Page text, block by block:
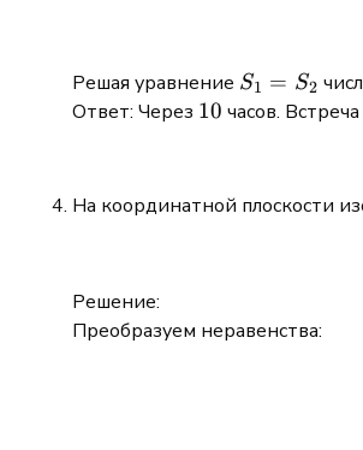
Решая уравнение S_1
=
S1 = S2
Ответ: Через 10
10 часов.
На координатной плоскости
Решение:
Преобразуем неравенства: